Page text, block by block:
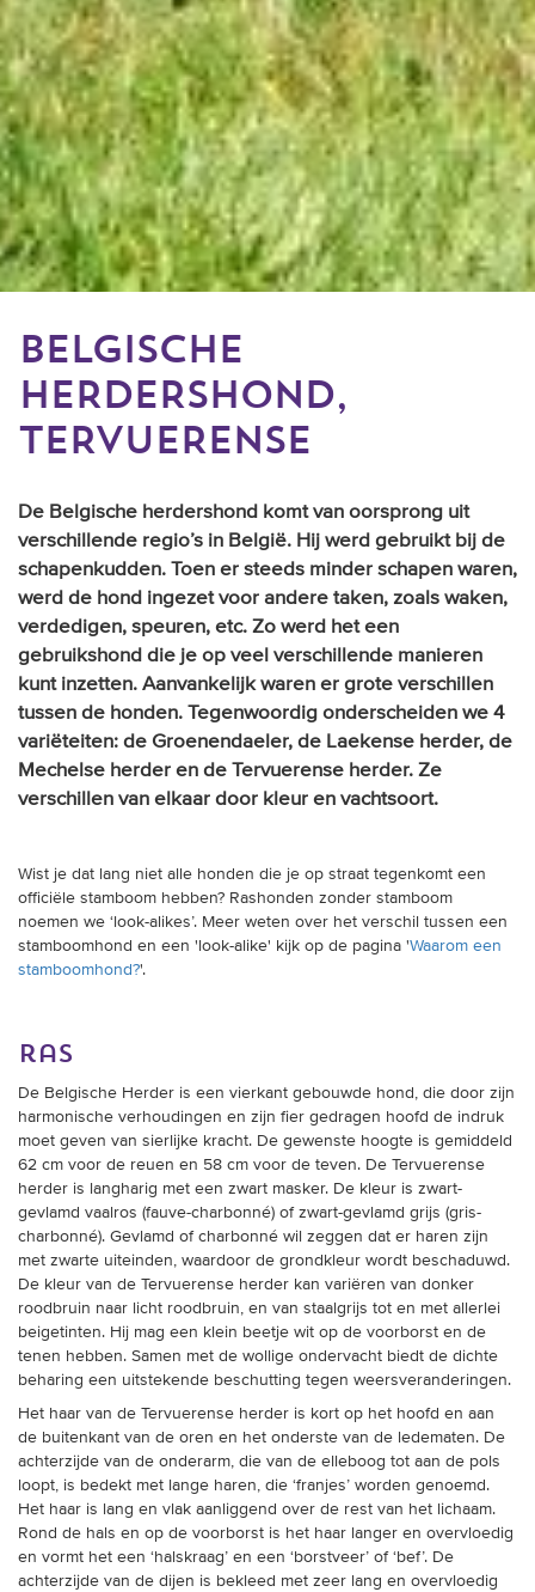
BELGISCHE
HERDERSHOND,
TERVUERENSE
De Belgische herdershond komt van oorsprong uit
verschillende regio’s in België. Hij werd gebruikt bij de
schapenkudden. Toen er steeds minder schapen waren,
werd de hond ingezet voor andere taken, zoals waken,
verdedigen, speuren, etc. Zo werd het een
gebruikshond die je op veel verschillende manieren
kunt inzetten. Aanvankelijk waren er grote verschillen
tussen de honden. Tegenwoordig onderscheiden we 4
variëteiten: de Groenendaeler, de Laekense herder, de
Mechelse herder en de Tervuerense herder. Ze
verschillen van elkaar door kleur en vachtsoort.
Wist je dat lang niet alle honden die je op straat tegenkomt een
officiële stamboom hebben? Rashonden zonder stamboom
noemen we ‘look-alikes’. Meer weten over het verschil tussen een
stamboomhond en een 'look-alike' kijk op de pagina 'Waarom een
stamboomhond?'.
ras
De Belgische Herder is een vierkant gebouwde hond, die door zijn
harmonische verhoudingen en zijn fier gedragen hoofd de indruk
moet geven van sierlijke kracht. De gewenste hoogte is gemiddeld
62 cm voor de reuen en 58 cm voor de teven. De Tervuerense
herder is langharig met een zwart masker. De kleur is zwart-
gevlamd vaalros (fauve-charbonné) of zwart-gevlamd grijs (gris-
charbonné). Gevlamd of charbonné wil zeggen dat er haren zijn
met zwarte uiteinden, waardoor de grondkleur wordt beschaduwd.
De kleur van de Tervuerense herder kan variëren van donker
roodbruin naar licht roodbruin, en van staalgrijs tot en met allerlei
beigetinten. Hij mag een klein beetje wit op de voorborst en de
tenen hebben. Samen met de wollige ondervacht biedt de dichte
beharing een uitstekende beschutting tegen weersveranderingen.
Het haar van de Tervuerense herder is kort op het hoofd en aan
de buitenkant van de oren en het onderste van de ledematen. De
achterzijde van de onderarm, die van de elleboog tot aan de pols
loopt, is bedekt met lange haren, die ‘franjes’ worden genoemd.
Het haar is lang en vlak aanliggend over de rest van het lichaam.
Rond de hals en op de voorborst is het haar langer en overvloedig
en vormt het een ‘halskraag’ en een ‘borstveer’ of ‘bef’. De
achterzijde van de dijen is bekleed met zeer lang en overvloedig